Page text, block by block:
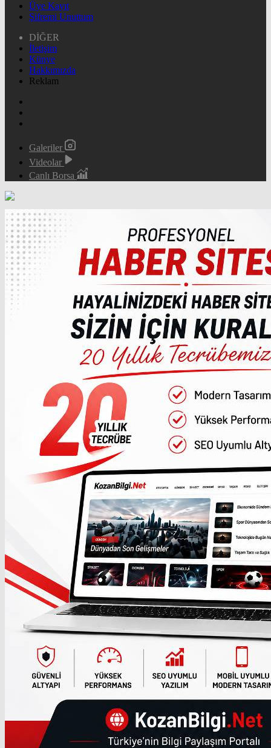
Üye Kayıt
Şifremi Unuttum
DİĞER
İletişim
Künye
Hakkımızda
Reklam
Galeriler
Videolar
Canlı Borsa